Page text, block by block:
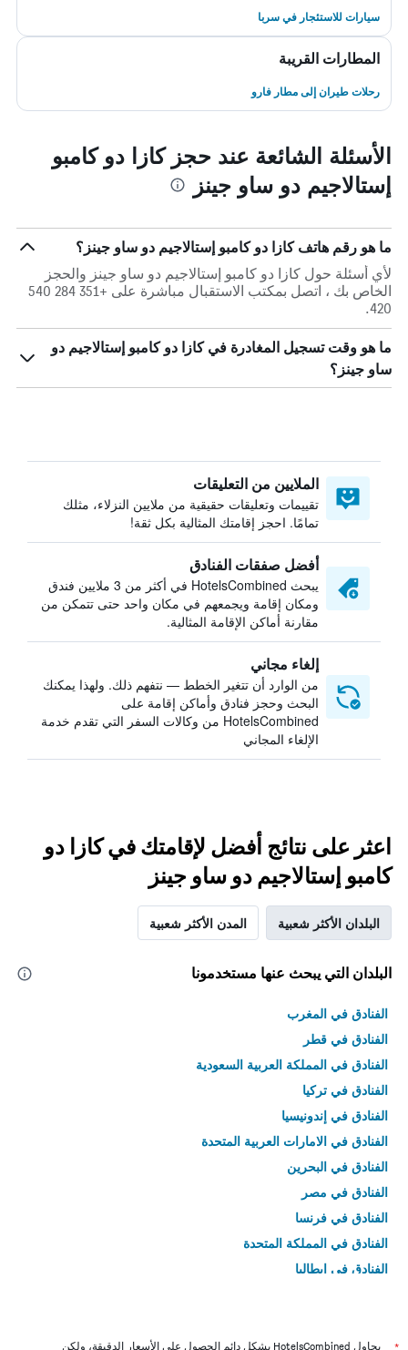
سيارات للاستئجار في سربا
المطارات القريبة
رحلات طيران إلى مطار فارو
الأسئلة الشائعة عند حجز كازا دو كامبو
إستالاجيم دو ساو جينز
ما هو رقم هاتف كازا دو كامبو إستالاجيم دو ساو جينز؟
لأي أسئلة حول كازا دو كامبو إستالاجيم دو ساو جينز والحجز
الخاص بك ، اتصل بمكتب الاستقبال مباشرة على +351 284 540
420.
ما هو وقت تسجيل المغادرة في كازا دو كامبو إستالاجيم دو
ساو جينز؟
الملايين من التعليقات
تقييمات وتعليقات حقيقية من ملايين النزلاء، مثلك
تمامًا. احجز إقامتك المثالية بكل ثقة!
أفضل صفقات الفنادق
يبحث HotelsCombined في أكثر من 3 ملايين فندق
ومكان إقامة ويجمعهم في مكان واحد حتى تتمكن من
مقارنة أماكن الإقامة المثالية.
إلغاء مجاني
من الوارد أن تتغير الخطط — نتفهم ذلك. ولهذا يمكنك
البحث وحجز فنادق وأماكن إقامة على
HotelsCombined من وكالات السفر التي تقدم خدمة
الإلغاء المجاني
اعثر على نتائج أفضل لإقامتك في كازا دو
كامبو إستالاجيم دو ساو جينز
البلدان الأكثر شعبية المدن الأكثر شعبية
البلدان التي يبحث عنها مستخدمونا
الفنادق في المغرب
الفنادق في قطر
الفنادق في المملكة العربية السعودية
الفنادق في تركيا
الفنادق في إندونيسيا
الفنادق في الامارات العربية المتحدة
الفنادق في البحرين
الفنادق في مصر
الفنادق في فرنسا
الفنادق في المملكة المتحدة
الفنادق في إيطاليا
يحاول HotelsCombined بشكل دائم الحصول على الأسعار الدقيقة، ولكن